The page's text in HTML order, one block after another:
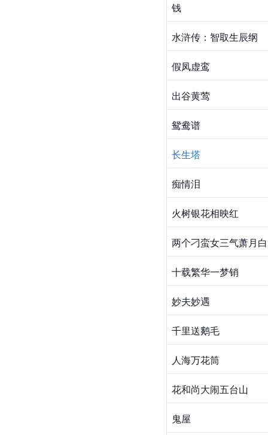
钱
水浒传：智取生辰纲
假凤虚鸾
出谷黄莺
鸳鸯谱
长生塔
痴情泪
火树银花相映红
两个刁蛮女三气萧月白
十载繁华一梦销
妙夫妙遇
千里送鹅毛
人海万花筒
花和尚大闹五台山
鬼屋